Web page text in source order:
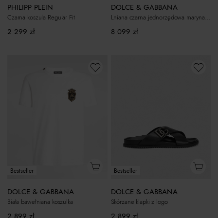
PHILIPP PLEIN
Czarna koszula Regular Fit
2 299 zł
DOLCE & GABBANA
Lniana czarna jednorzędowa marynarka
8 099 zł
Bestseller
DOLCE & GABBANA
Biała bawełniana koszulka
Bestseller
DOLCE & GABBANA
Skórzane klapki z logo